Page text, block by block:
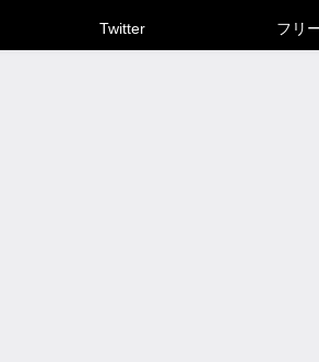
Twitter フリ